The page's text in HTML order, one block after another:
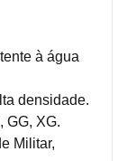
à água
densidade.
GG, XG.
Militar,